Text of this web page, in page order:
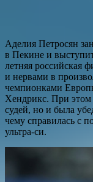
Аделия Петросян
в Пекине и
летняя российская
и нервами в
чемпионками
Хендрикс. При этом
судей, но и была
чему справилась с
ультра-си.